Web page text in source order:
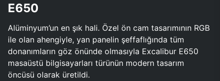
E650
Alüminyum’un en şık hali. Özel ön cam tasarımının RGB
ile olan ahengiyle, yan panelin şeffaflığında tüm
donanımların göz önünde olmasıyla Excalibur E650
masaüstü bilgisayarları türünün modern tasarım
öncüsü olarak üretildi.